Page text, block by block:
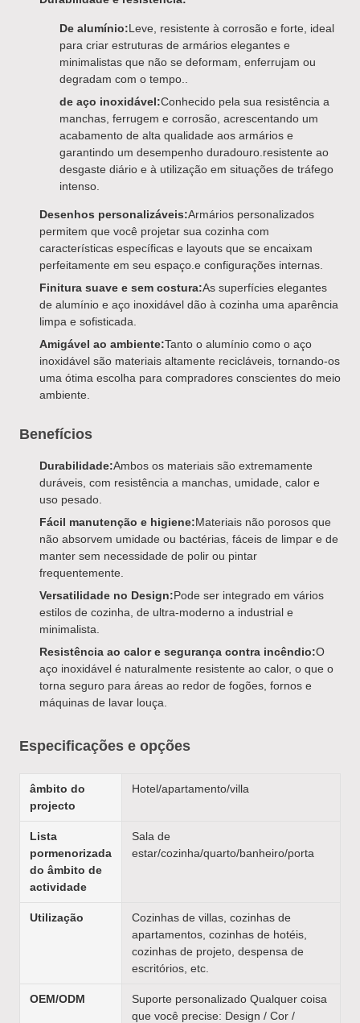
De alumínio:Leve, resistente à corrosão e forte, ideal
para criar estruturas de armários elegantes e
minimalistas que não se deformam, enferrujam ou
degradam com o tempo..
de aço inoxidável:Conhecido pela sua resistência a
manchas, ferrugem e corrosão, acrescentando um
acabamento de alta qualidade aos armários e
garantindo um desempenho duradouro.resistente ao
desgaste diário e à utilização em situações de tráfego
intenso.
Desenhos personalizáveis:Armários personalizados
permitem que você projetar sua cozinha com
características específicas e layouts que se encaixam
perfeitamente em seu espaço.e configurações internas.
Finitura suave e sem costura:As superfícies elegantes
de alumínio e aço inoxidável dão à cozinha uma aparência
limpa e sofisticada.
Amigável ao ambiente:Tanto o alumínio como o aço
inoxidável são materiais altamente recicláveis, tornando-os
uma ótima escolha para compradores conscientes do meio
ambiente.
Benefícios
Durabilidade:Ambos os materiais são extremamente
duráveis, com resistência a manchas, umidade, calor e
uso pesado.
Fácil manutenção e higiene:Materiais não porosos que
não absorvem umidade ou bactérias, fáceis de limpar e de
manter sem necessidade de polir ou pintar
frequentemente.
Versatilidade no Design:Pode ser integrado em vários
estilos de cozinha, de ultra-moderno a industrial e
minimalista.
Resistência ao calor e segurança contra incêndio:O
aço inoxidável é naturalmente resistente ao calor, o que o
torna seguro para áreas ao redor de fogões, fornos e
máquinas de lavar louça.
Especificações e opções
âmbito do
projecto
Hotel/apartamento/villa
Lista
pormenorizada
do âmbito de
actividade
Sala de
estar/cozinha/quarto/banheiro/porta
Utilização
Cozinhas de villas, cozinhas de
apartamentos, cozinhas de hotéis,
cozinhas de projeto, despensa de
escritórios, etc.
OEM/ODM
Suporte personalizado Qualquer coisa
que você precise: Design / Cor /